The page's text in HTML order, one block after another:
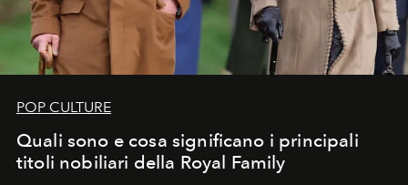
POP CULTURE
Quali sono e cosa significano i principali
titoli nobiliari della Royal Family